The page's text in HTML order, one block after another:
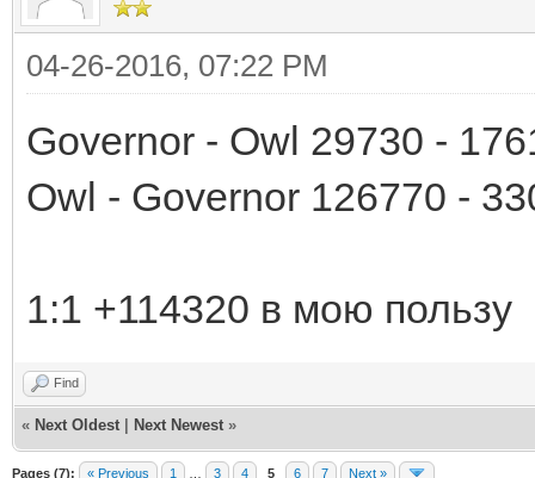
04-26-2016, 07:22 PM
Governor - Owl 29730 -
Owl - Governor 126770 -
1:1 +114320 в мою пользу
Find
« Next Oldest Next Newest »
Pages (7): « Previous 1 3 4 5 6 7 Next »